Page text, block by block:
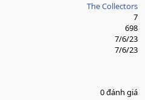
The Collectors
7
698
7/6/23
7/6/23
0 đánh giá